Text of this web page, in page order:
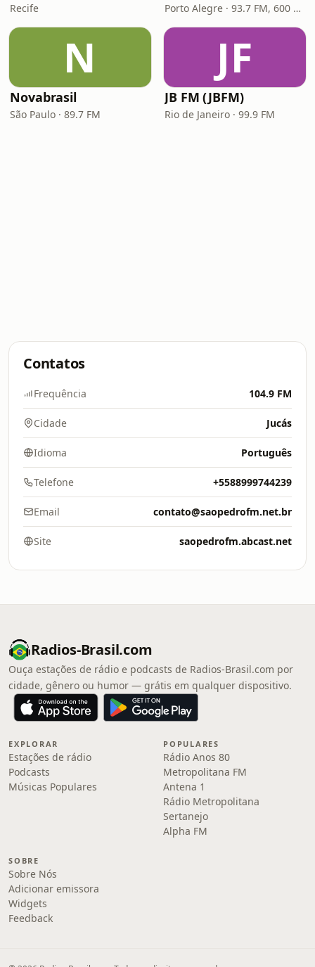
Recife Porto Alegre · 93.7 FM, 600 AM
N
Novabrasil
São Paulo · 89.7 FM
JF
JB FM (JBFM)
Rio de Janeiro · 99.9 FM
Contatos
Frequência 104.9 FM
Cidade Jucás
Idioma Português
Telefone +5588999744239
Email contato@saopedrofm.net.br
Site saopedrofm.abcast.net
Radios-Brasil.com
Ouça estações de rádio e podcasts de Radios-Brasil.com por
cidade, gênero ou humor — grátis em qualquer dispositivo.
EXPLORAR
Estações de rádio
Podcasts
Músicas Populares
POPULARES
Rádio Anos 80
Metropolitana FM
Antena 1
Rádio Metropolitana
Sertanejo
Alpha FM
SOBRE
Sobre Nós
Adicionar emissora
Widgets
Feedback